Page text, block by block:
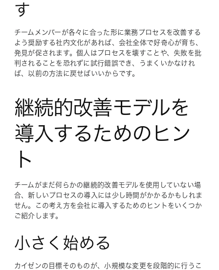
す
チームメンバーが各々に合った形に業務プロセスを改善する
よう奨励する社内文化があれば、会社全体で好奇心が育ち、
発見が促されます。個人はプロセスを壊すことや、失敗を批
判されることを恐れずに試行錯誤でき、うまくいかなけれ
ば、以前の方法に戻せばいいからです。
継続的改善モデルを
導入するためのヒン
ト
チームがまだ何らかの継続的改善モデルを使用していない場
合、新しいプロセスの導入には少し時間がかかるかもしれま
せん。この考え方を会社に導入するためのヒントをいくつか
ご紹介します。
小さく始める
カイゼンの目標そのものが、小規模な変更を段階的に行うこ